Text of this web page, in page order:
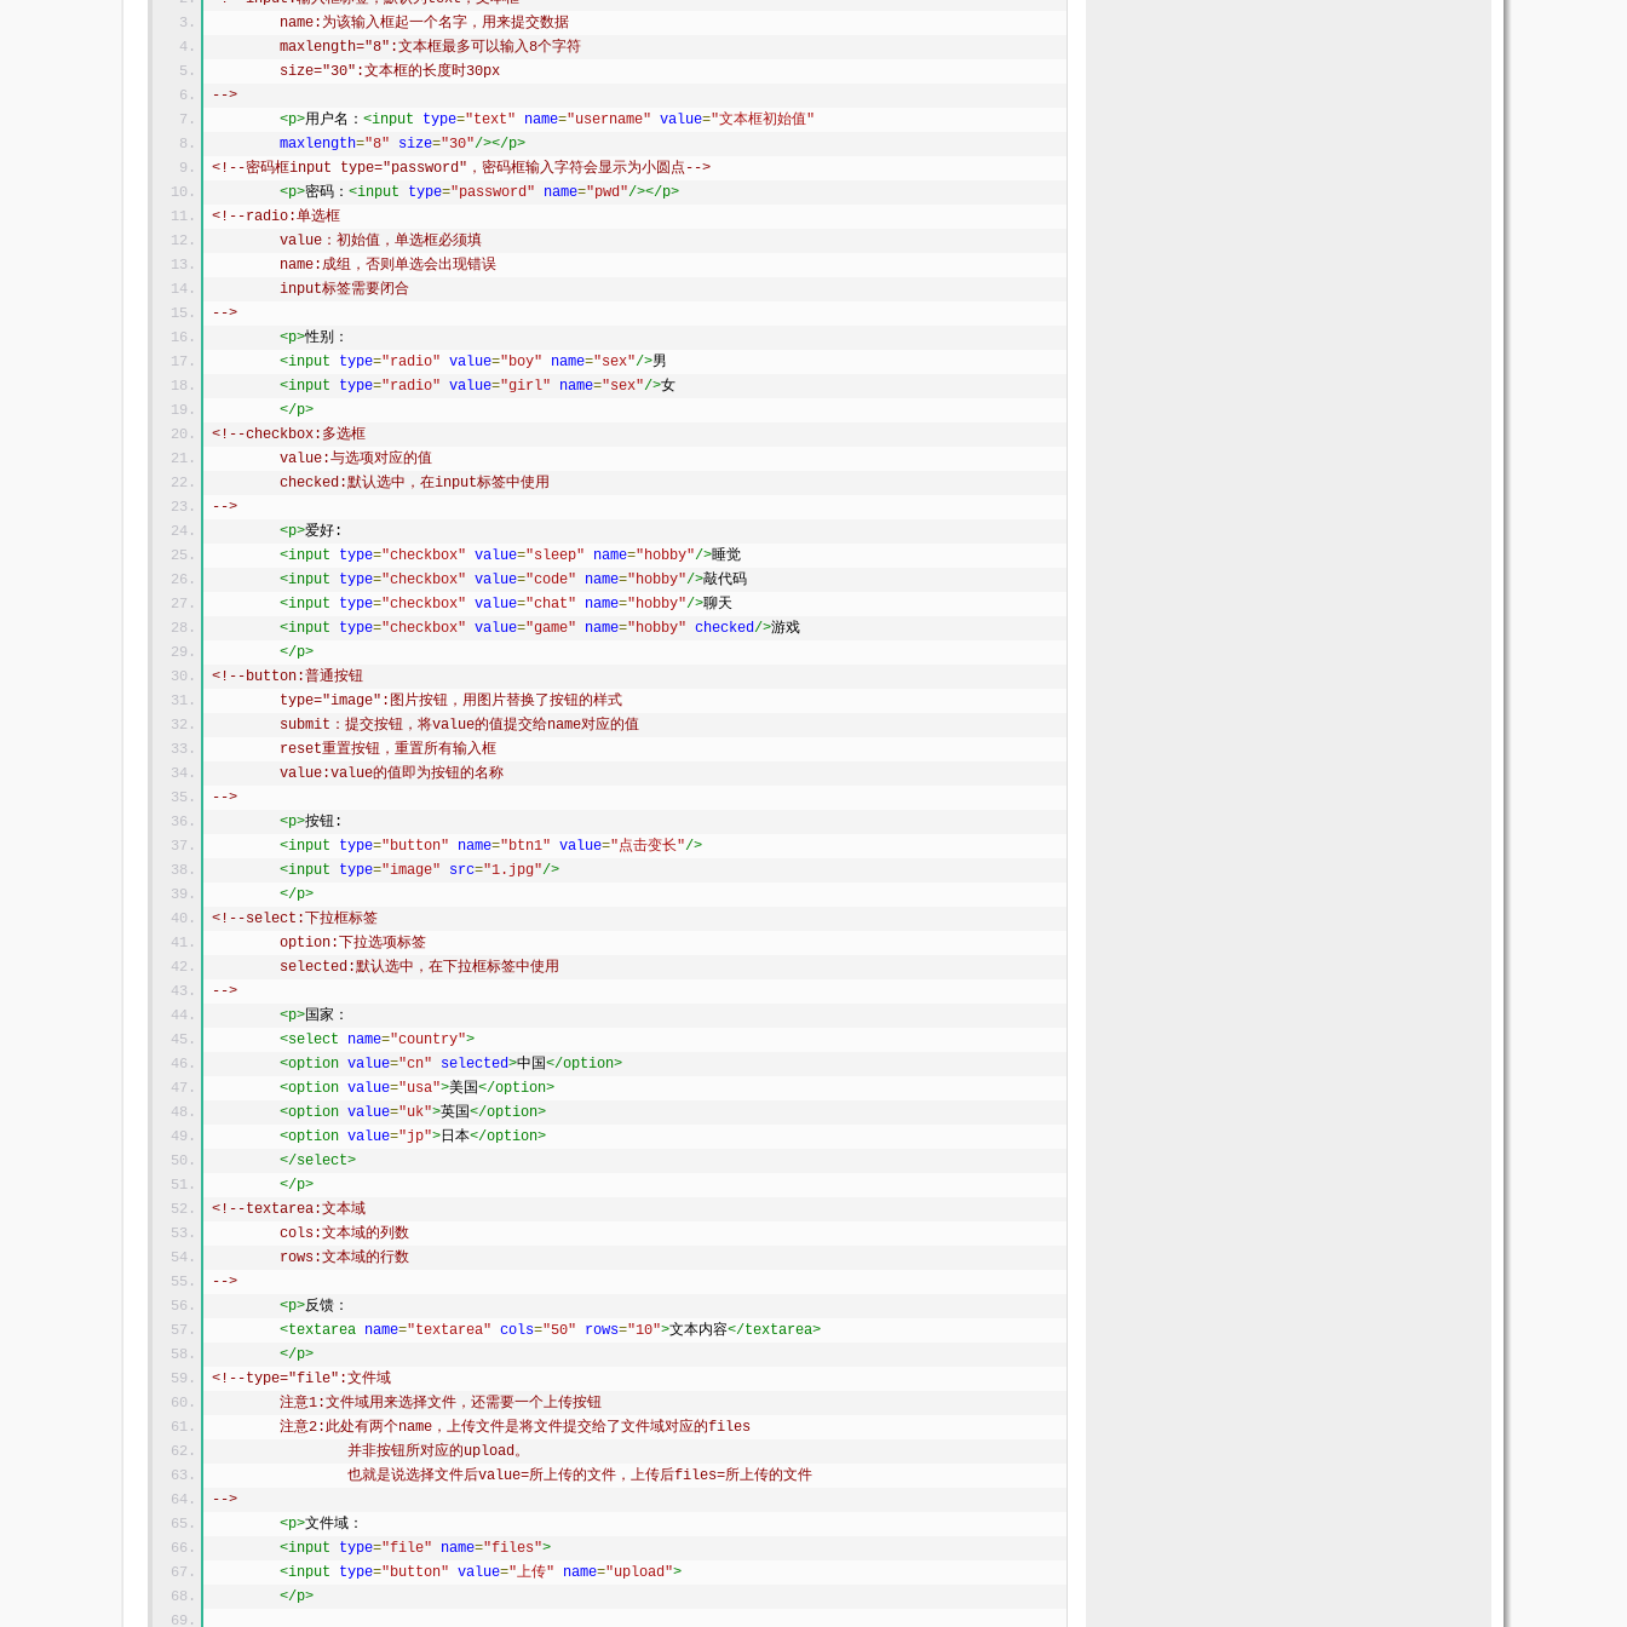
	name:为该输入框起一个名字，用来提交数据
	maxlength="8":文本框最多可以输入8个字符
	size="30":文本框的长度时30px
-->
<p>用户名： <input type="text" name="username" value="文本框初始值"
maxlength="8" size="30"/></p>
<!--密码框input type="password"，密码框输入字符会显示为小圆点-->
<p>密码： <input type="password" name="pwd"/></p>
<!--radio:单选框
	value：初始值，单选框必须填
	name:成组，否则单选会出现错误
	input标签需要闭合
-->
<p>性别：
<input
type="radio" value="boy" name="sex"/>男
<input
type="radio" value="girl" name="sex"/>女
</p>
<!--checkbox:多选框
	value:与选项对应的值
	checked:默认选中，在input标签中使用
-->
<p>爱好:
<input
type="checkbox" value="sleep" name="hobby"/>睡觉
<input
type="checkbox" value="code" name="hobby"/>敲代码
<input
type="checkbox" value="chat" name="hobby"/>聊天
<input
type="checkbox" value="game" name="hobby" checked/>游戏
</p>
<!--button:普通按钮
	type="image":图片按钮，用图片替换了按钮的样式
	submit：提交按钮，将value的值提交给name对应的值
	reset重置按钮，重置所有输入框
	value:value的值即为按钮的名称
-->
<p>按钮:
<input
type="button" name="btn1" value="点击变长"/>
<input
type="image" src="1.jpg"/>
</p>
<!--select:下拉框标签
	option:下拉选项标签
	selected:默认选中，在下拉框标签中使用
-->
<p>国家：
<select
name="country">
<option value="cn" selected>中国</option>
<option value="usa">美国</option>
<option value="uk">英国</option>
<option value="jp">日本</option>
</select>
</p>
<!--textarea:文本域
	cols:文本域的列数
	rows:文本域的行数
-->
<p>反馈：
<textarea name="textarea" cols="50" rows="10">文本内容</textarea>
</p>
<!--type="file":文件域
	注意1:文件域用来选择文件，还需要一个上传按钮
	注意2:此处有两个name，上传文件是将文件提交给了文件域对应的files
		并非按钮所对应的upload。
		也就是说选择文件后value=所上传的文件，上传后files=所上传的文件
-->
<p>文件域：
<input
type="file" name="files">
<input
type="button" value="上传" name="upload">
</p>